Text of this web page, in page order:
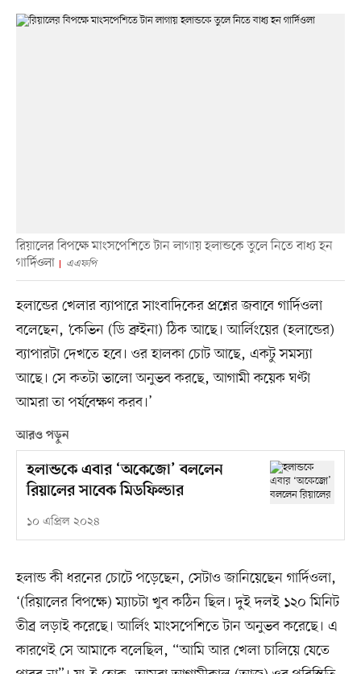
রিয়ালের বিপক্ষে মাংসপেশিতে টান লাগায় হলান্ডকে তুলে নিতে বাধ্য হন
গার্দিওলা
এএফপি
হলান্ডের খেলার ব্যাপারে সাংবাদিকের প্রশ্নের জবাবে গার্দিওলা
বলেছেন, ‘কেভিন (ডি ব্রুইনা) ঠিক আছে। আর্লিংয়ের (হলান্ডের)
ব্যাপারটা দেখতে হবে। ওর হালকা চোট আছে, একটু সমস্যা
আছে। সে কতটা ভালো অনুভব করছে, আগামী কয়েক ঘণ্টা
আমরা তা পর্যবেক্ষণ করব।’
আরও পড়ুন
হলান্ডকে এবার ‘অকেজো’ বললেন
রিয়ালের সাবেক মিডফিল্ডার
১০ এপ্রিল ২০২৪
হলান্ড কী ধরনের চোটে পড়েছেন, সেটাও জানিয়েছেন গার্দিওলা,
‘(রিয়ালের বিপক্ষে) ম্যাচটা খুব কঠিন ছিল। দুই দলই ১২০ মিনিট
তীব্র লড়াই করেছে। আর্লিং মাংসপেশিতে টান অনুভব করেছে। এ
কারণেই সে আমাকে বলেছিল, “আমি আর খেলা চালিয়ে যেতে